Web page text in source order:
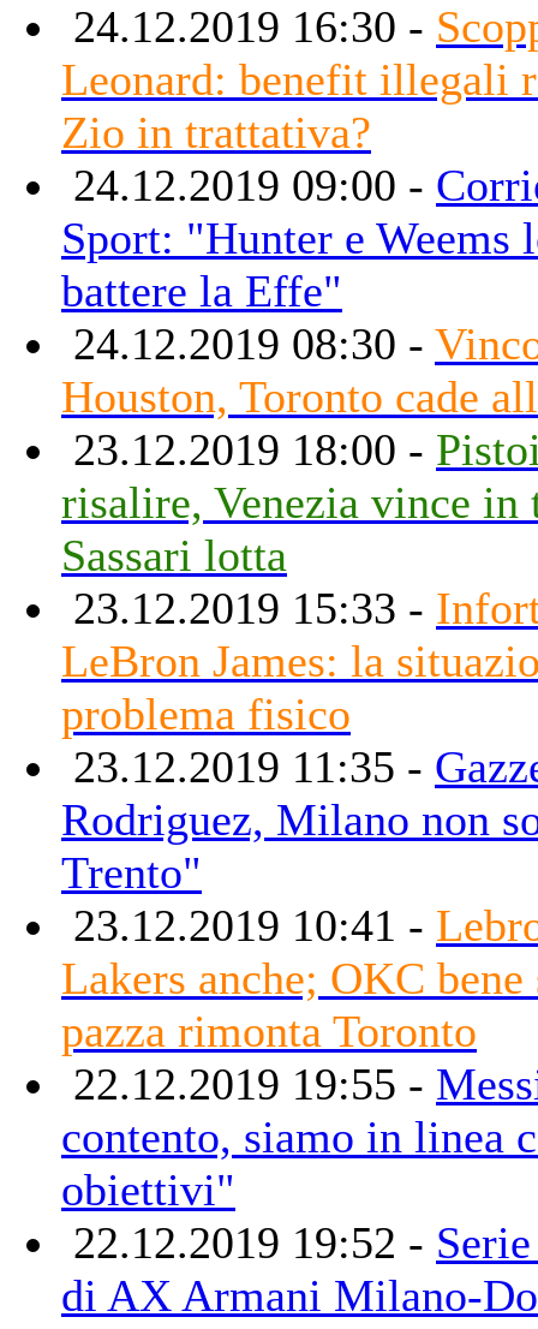
24.12.2019 16:30 -
Leonard: benefit illegali
Zio in trattativa?
24.12.2019 09:00 -
Sport: "Hunter e Weems
battere la Effe"
24.12.2019 08:30 -
Houston, Toronto cade
23.12.2019 18:00 -
risalire, Venezia vince in
Sassari lotta
23.12.2019 15:33 -
LeBron James: la
problema fisico
23.12.2019 11:35 -
Rodriguez, Milano non
Trento"
23.12.2019 10:41 -
Lakers anche; OKC
pazza rimonta Toronto
22.12.2019 19:55 -
contento, siamo in linea
obiettivi"
22.12.2019 19:52 -
di AX Armani Milano-